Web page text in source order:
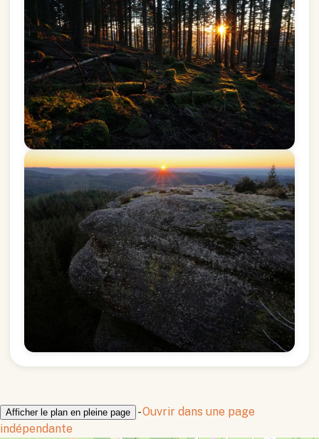
Afficher le plan en pleine page -Ouvrir dans une page
indépendante